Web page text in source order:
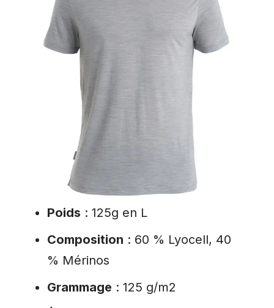
Poids : 125g en L
Composition : 60 % Lyocell, 40
% Mérinos
Grammage : 125 g/m2